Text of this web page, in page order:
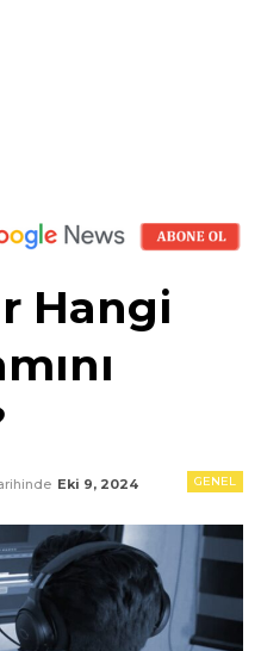
Hangi
GENEL
Eki 9, 2024